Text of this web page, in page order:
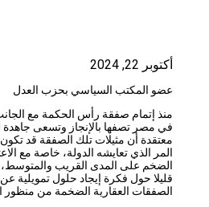
أكتوبر 22, 2024
عضو المكتب السياسي بحزب العدل
منذ إتمام صفقة رأس الحكمة مع الجانب
في مصر تصفها بالإنجاز وتسعى جاهدة
معتقدة أن مثيلات تلك الصفقة قد تكون
المر الذي تعايشه الدولة، خاصة مع الاعتبار
الضخم على المدى القريب والمتوسط، وهو
قليلا حول فكرة إيجاد حلول تمويلية عن
الصفقات العقارية الضخمة من منظور